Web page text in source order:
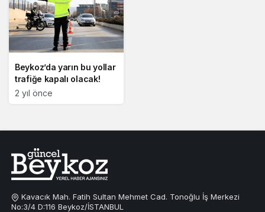
Beykoz’da yarın bu yollar
trafiğe kapalı olacak!
2 yıl önce
Kavacık Mah. Fatih Sultan Mehmet Cad. Tonoğlu İş Merkezi
No:3/4 D:116 Beykoz/İSTANBUL